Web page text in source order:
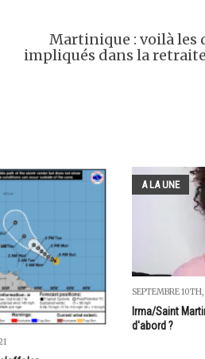
Martinique : voilà les
impliqués dans la
A LA UNE
SEPTEMBRE
Irma/Saint
d'abord ?